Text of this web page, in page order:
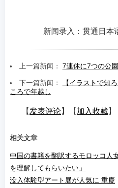
新闻录入：贯通日
上一篇新闻： 7連休に7つの公
下一篇新闻：
【イラストで知
ころで年越し
【 发表评论】【 加入收藏】
相关文章
中国の書籍を翻訳するモロッコ人
を理解してもらいたい」
没入体験型アート展が人気に 重慶